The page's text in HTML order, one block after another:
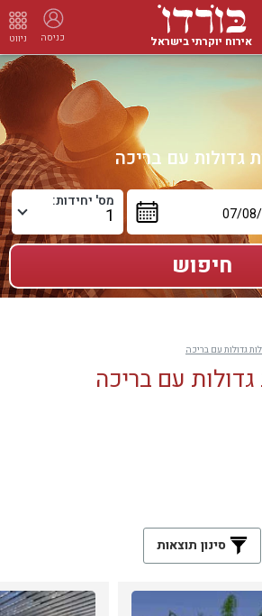
אירוח יוקרתי בישראל כניסה ניווט
גדולות עם בריכה
מס' יחידות:
גדולות עם בריכה
גדולות עם בריכה
סינון תוצאות